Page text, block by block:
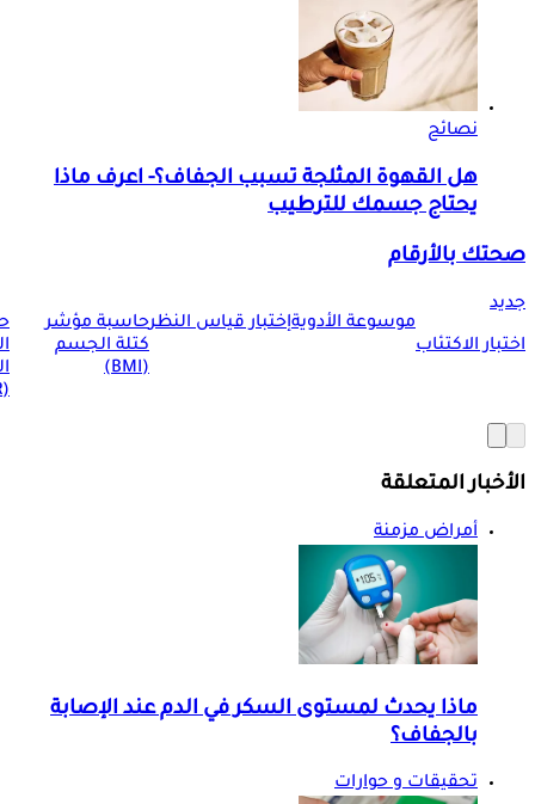
نصائح
هل القهوة المثلجة تسبب الجفاف؟- اعرف ماذا
يحتاج جسمك للترطيب
صحتك بالأرقام
جديد
اختبار الاكتئاب
موسوعة الأدويةإختبار قياس النظرحاسبة مؤشر
كتلة الجسم
(BMI)
(BMR)
الأخبار المتعلقة
أمراض مزمنة
ماذا يحدث لمستوى السكر في الدم عند الإصابة
بالجفاف؟
تحقيقات و حوارات